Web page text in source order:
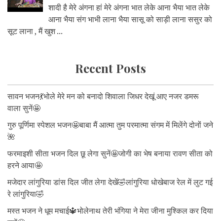
शादी है मेरे अंगना हां मेरे अंगना भात लेके आना भैया भात लेके
आना भैया संग भाभी लाना भैया सासू को साड़ी लाना ससुर को
सूट लाना , मैं खुश ...
Recent Posts
सावन भजन💃भोले मेरे मन को बनादो शिवाला जिधर देखूं आए नजर डमरू
वाला सुनें🤩
गुरु पूर्णिमा स्पेशल भजन🤩बाबा मैं आत्मा तुम परमात्मा संगम में मिलेंगे दोनों जने
🌺
फरमाइशी सीता भजन दिल छू लेगा सुनें🤩जोगी का भेष बनाया रावण सीता को
हरने आया🤩
मजेदार लांगुरिया डांस दिल जीत लेगा देखें🤣लांगुरिया धोखेबाज रेल में लुट गई
रे लांगुरिया🤣
मस्त भजन ने धूम मचाई🔱भोलेनाथ तेरी भंगिया ने मेरा जीना मुश्किल कर दिया